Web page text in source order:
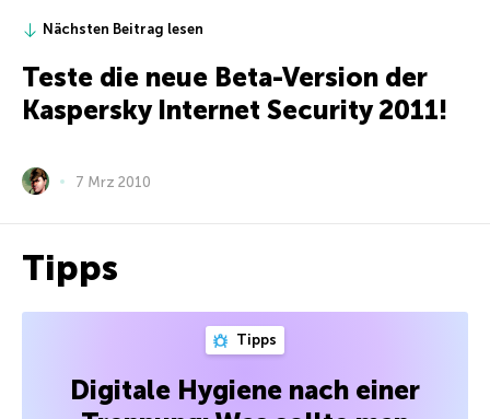
Nächsten Beitrag lesen
Teste die neue Beta-Version der
Kaspersky Internet Security 2011!
7 Mrz 2010
Tipps
Tipps
Digitale Hygiene nach einer